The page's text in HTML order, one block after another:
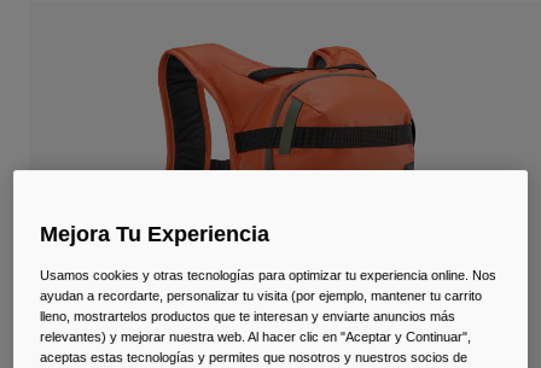
Botellas
Tazas y Vasos
Bolsas Hidratación
Viajar y estilo de vida
Mejora Tu Experiencia
Usamos cookies y otras tecnologías para optimizar tu experiencia online. Nos
ayudan a recordarte, personalizar tu visita (por ejemplo, mantener tu carrito
lleno, mostrartelos productos que te interesan y enviarte anuncios más
relevantes) y mejorar nuestra web. Al hacer clic en "Aceptar y Continuar",
aceptas estas tecnologías y permites que nosotros y nuestros socios de